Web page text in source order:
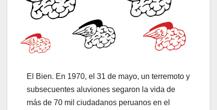
El Bien. En 1970, el 31 de mayo, un terremoto y
subsecuentes aluviones segaron la vida de
más de 70 mil ciudadanos peruanos en el